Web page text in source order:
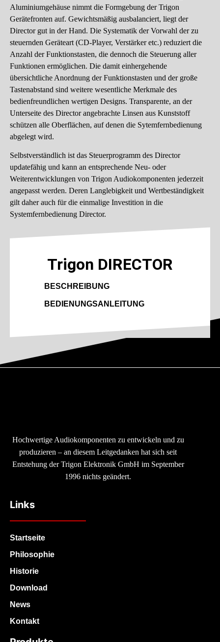
Aluminiumgehäuse nimmt die Formgebung der Trigon
Gerätefronten auf. Gewichtsmäßig ausbalanciert, liegt der
Director gut in der Hand. Die Systematik der Vorwahl der zu
steuernden Geräteart (CD-Player, Verstärker etc.) reduziert die
Anzahl der Funktionstasten, die dennoch die Steuerung aller
Funktionen ermöglichen. Die damit einhergehende
übersichtliche Anordnung der Funktionstasten und der große
Tastenabstand sind weitere wesentliche Merkmale des
bedienfreundlichen wertigen Designs. Transparente, an der
Unterseite des Director angebrachte Linsen aus Kunststoff
schützen alle Oberflächen, auf denen die Sytemfernbedienung
abgelegt wird.
Selbstverständlich ist das Steuerprogramm des Director
updatefähig und kann an entsprechende Neu- oder
Weiterentwicklungen von Trigon Audiokomponenten jederzeit
angepasst werden. Deren Langlebigkeit und Wertbeständigkeit
gilt daher auch für die einmalige Investition in die
Systemfernbedienung Director.
Trigon DIRECTOR
BESCHREIBUNG
BEDIENUNGSANLEITUNG
Hochwertige Audiokomponenten zu entwickeln und zu
produzieren – an diesem Leitgedanken hat sich seit
Entstehung der Trigon Elektronik GmbH im September
1996 nichts geändert.
Links
Startseite
Philosophie
Historie
Download
News
Kontakt